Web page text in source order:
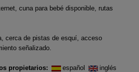
cuna para bebé disponible, rutas
cerca de pistas de esquí, acceso
señalizado.
propietarios: español inglés